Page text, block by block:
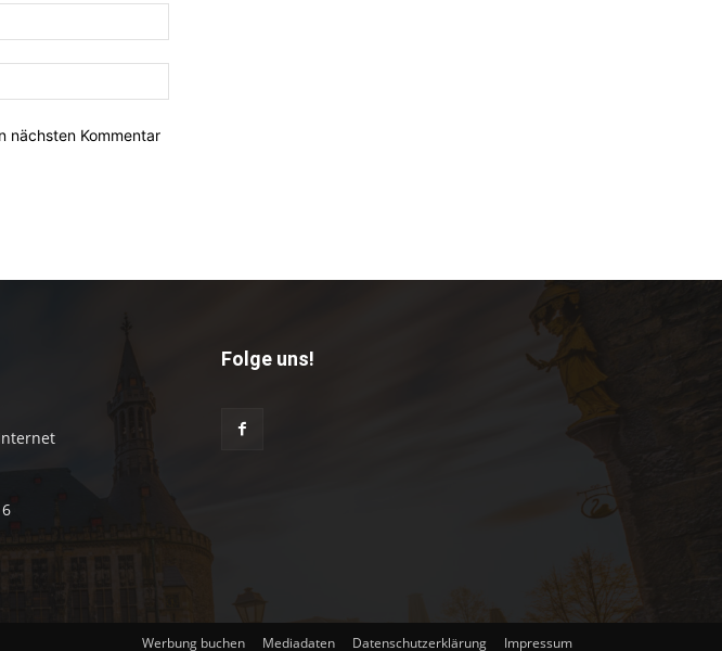
Mail:*
nächsten Kommentar
Folge uns!
Werbung buchen Mediadaten Datenschutzerklärung Impressum